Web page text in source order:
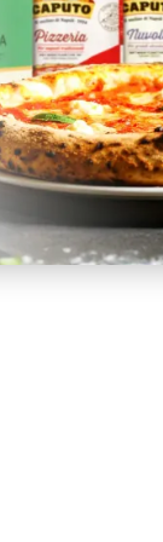
pokročilej
pece,
kde nie je
a